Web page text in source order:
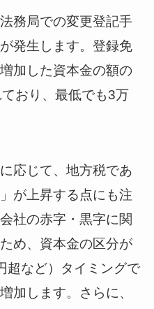
務局での変更登記手
発生します。登録免
加した資本金の額の
おり、最低でも3万
応じて、地方税であ
が上昇する点にも注
社の赤字・黒字に関
め、資本金の区分が
超など）タイミングで
加します。さらに、